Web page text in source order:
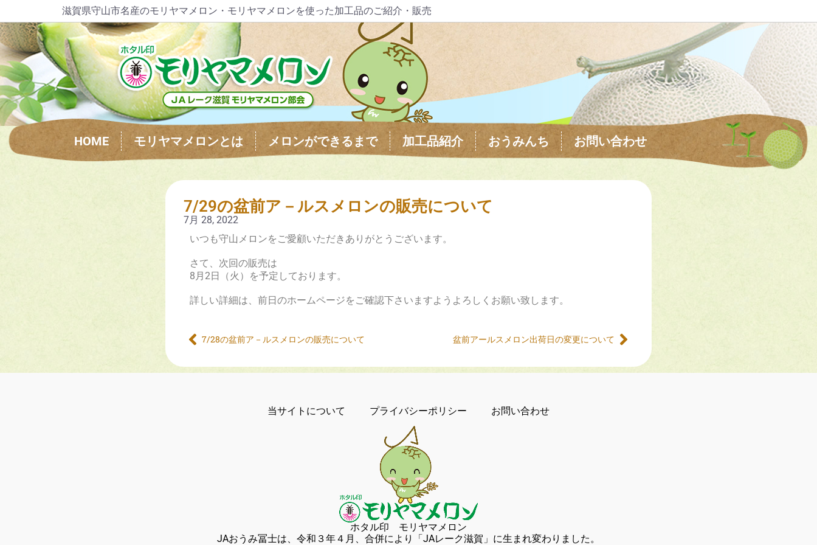
滋賀県守山市名産のモリヤマメロン・モリヤマメロンを使った加工品のご紹介・販売
HOME モリヤマメロンとは メロンができるまで 加工品紹介 おうみんち お問い合わせ
7/29の盆前ア－ルスメロンの販売について
7月 28, 2022
いつも守山メロンをご愛顧いただきありがとうございます。
さて、次回の販売は
8月2日（火）を予定しております。
詳しい詳細は、前日のホームページをご確認下さいますようよろしくお願い致します。
7/28の盆前ア－ルスメロンの販売について 盆前アールスメロン出荷日の変更について
当サイトについて プライバシーポリシー お問い合わせ
ホタル印 モリヤマメロン
JAおうみ冨士は、令和３年４月、合併により「JAレーク滋賀」に生まれ変わりました。